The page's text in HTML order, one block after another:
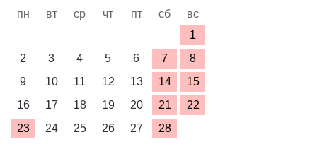
пн вт ср чт пт сб
вс
1
2
3 4 5 6 7
8
9
10 11 12 13 14
15
16
17 18 19 20 21
22
23
24 25 26 27 28